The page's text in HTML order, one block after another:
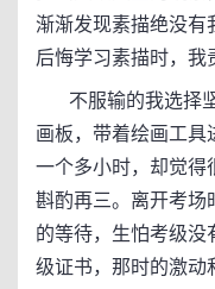
渐渐发现素描绝没有
后悔学习素描时，我
不服输的我选择坚
画板，带着绘画工具
一个多小时，却觉得
斟酌再三。离开考场
的等待，生怕考级没
级证书，那时的激动